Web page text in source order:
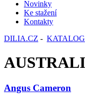
Novinky
Ke stažení
Kontakty
DILIA.CZ -
Angus Cameron